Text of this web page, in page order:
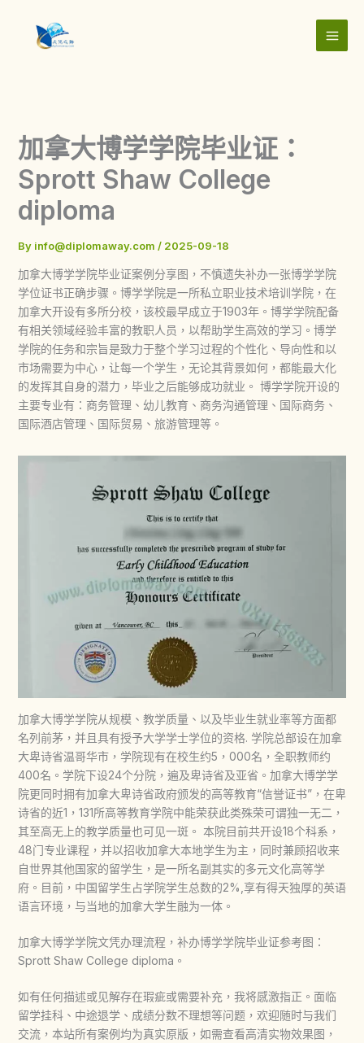
content
加拿大博学学院毕业证：
Sprott Shaw College
diploma
By info@diplomaway.com / 2025-09-18
加拿大博学学院毕业证案例分享图，不慎遗失补办一张博学学院
学位证书正确步骤。博学学院是一所私立职业技术培训学院，在
加拿大开设有多所分校，该校最早成立于1903年。博学学院配备
有相关领域经验丰富的教职人员，以帮助学生高效的学习。博学
学院的任务和宗旨是致力于整个学习过程的个性化、导向性和以
市场需要为中心，让每一个学生，无论其背景如何，都能最大化
的发挥其自身的潜力，毕业之后能够成功就业。 博学学院开设的
主要专业有：商务管理、幼儿教育、商务沟通管理、国际商务、
国际酒店管理、国际贸易、旅游管理等。
加拿大博学学院从规模、教学质量、以及毕业生就业率等方面都
名列前茅，并且具有授予大学学士学位的资格. 学院总部设在加拿
大卑诗省温哥华市，学院现有在校生约5，000名，全职教师约
400名。学院下设24个分院，遍及卑诗省及亚省。加拿大博学学
院更同时拥有加拿大卑诗省政府颁发的高等教育“信誉证书”，在卑
诗省的近1，131所高等教育学院中能荣获此类殊荣可谓独一无二，
其至高无上的教学质量也可见一斑。 本院目前共开设18个科系，
48门专业课程，并以招收加拿大本地学生为主，同时兼顾招收来
自世界其他国家的留学生，是一所名副其实的多元文化高等学
府。目前，中国留学生占学院学生总数的2%,享有得天独厚的英语
语言环境，与当地的加拿大学生融为一体。
加拿大博学学院文凭办理流程，补办博学学院毕业证参考图：
Sprott Shaw College diploma。
如有任何描述或见解存在瑕疵或需要补充，我将感激指正。面临
留学挂科、中途退学、成绩分数不理想等问题，欢迎随时与我们
交流，本站所有案例均为真实原版，如需查看高清实物效果图，